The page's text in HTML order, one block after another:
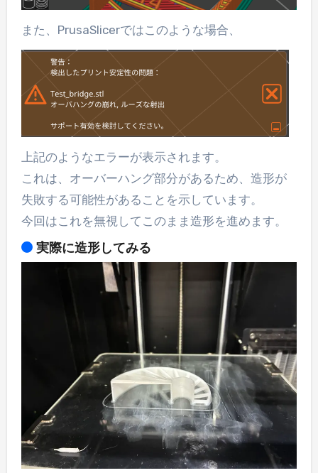
また、PrusaSlicerではこのような場合、
上記のようなエラーが表示されます。
これは、オーバーハング部分があるため、造形が
失敗する可能性があることを示しています。
今回はこれを無視してこのまま造形を進めます。
実際に造形してみる